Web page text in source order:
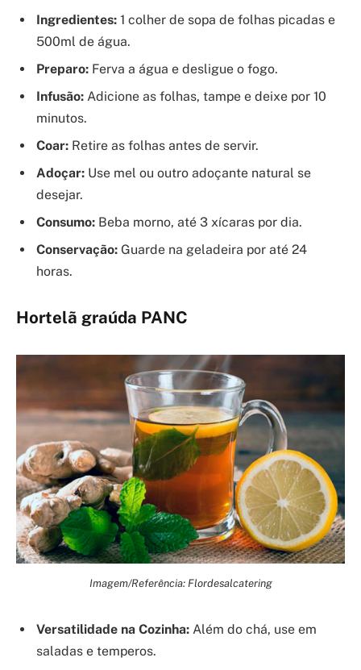
Ingredientes: 1 colher de sopa de folhas picadas e
500ml de água.
Preparo: Ferva a água e desligue o fogo.
Infusão: Adicione as folhas, tampe e deixe por 10
minutos.
Coar: Retire as folhas antes de servir.
Adoçar: Use mel ou outro adoçante natural se
desejar.
Consumo: Beba morno, até 3 xícaras por dia.
Conservação: Guarde na geladeira por até 24
horas.
Hortelã graúda PANC
Imagem/Referência: Flordesalcatering
Versatilidade na Cozinha: Além do chá, use em
saladas e temperos.